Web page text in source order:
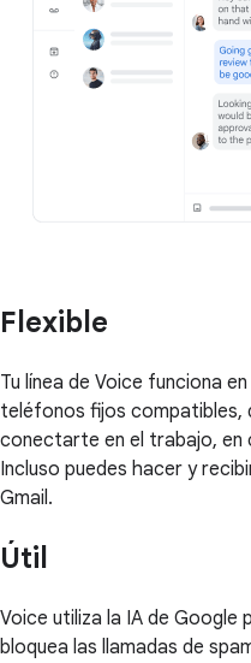
Flexible
Tu línea de Voice funciona
teléfonos fijos compatibles,
conectarte en el trabajo, en
Incluso puedes hacer y
Gmail.
Útil
Voice utiliza la IA de
bloquea las llamadas de